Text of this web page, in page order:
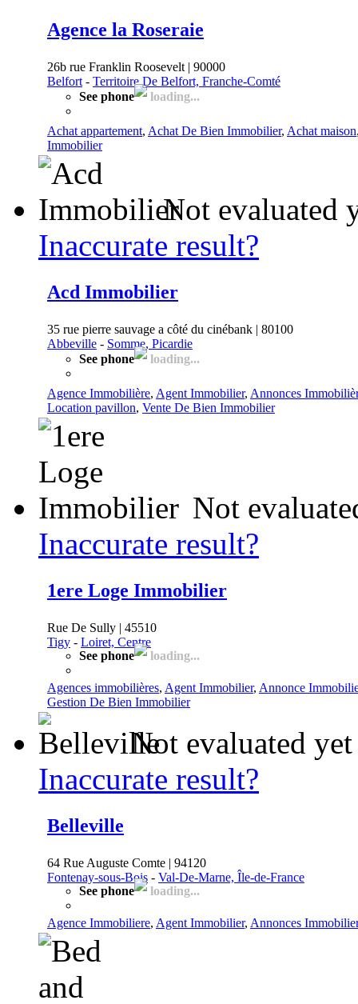
Agence la Roseraie
26b rue Franklin Roosevelt | 90000
Belfort - Territoire De Belfort, Franche-Comté
See phone
loading...
Achat appartement, Achat De Bien Immobilier, Achat maison
Immobilier
Not evaluated
Inaccurate result?
Acd Immobilier
35 rue pierre sauvage a côté du cinébank | 80100
Abbeville - Somme, Picardie
See phone
loading...
Agence Immobilière, Agent Immobilier, Annonces
Location pavillon, Vente De Bien Immobilier
Not
Inaccurate result?
1ere Loge Immobilier
Rue De Sully | 45510
Tigy - Loiret, Centre
See phone
loading...
Agences immobilières, Agent Immobilier, Annonce
Gestion De Bien Immobilier
Not evaluated yet
Inaccurate result?
Belleville
64 Rue Auguste Comte | 94120
Fontenay-sous-Bois - Val-De-Marne, Île-de-France
See phone
loading...
Agence Immobiliere, Agent Immobilier, Annonces